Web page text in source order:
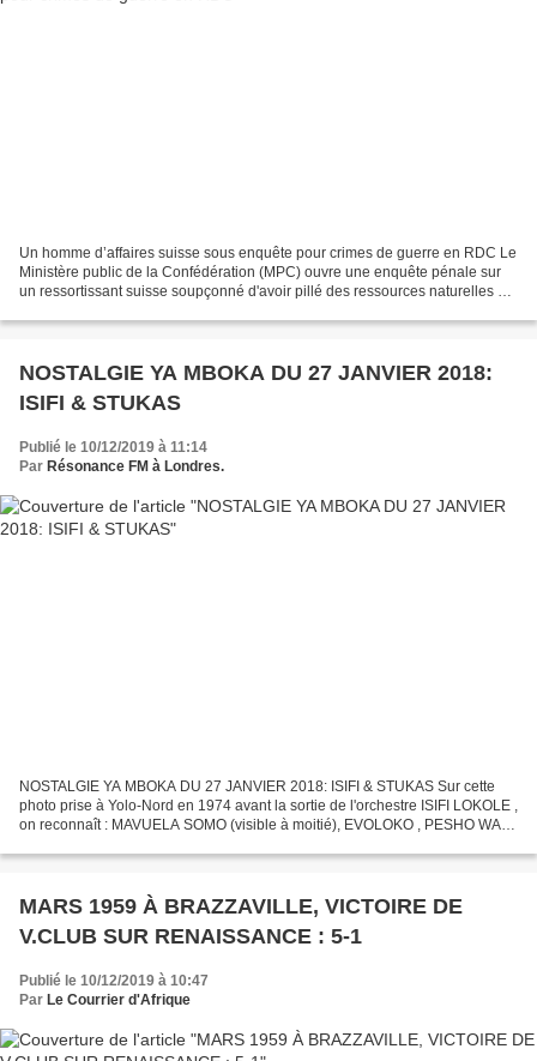
Un homme d’affaires suisse sous enquête pour crimes de guerre en RDC Le
Ministère public de la Confédération (MPC) ouvre une enquête pénale sur
un ressortissant suisse soupçonné d'avoir pillé des ressources naturelles en
NOSTALGIE YA MBOKA DU 27 JANVIER 2018:
ISIFI & STUKAS
Publié le 10/12/2019 à 11:14
Par Résonance FM à Londres.
NOSTALGIE YA MBOKA DU 27 JANVIER 2018: ISIFI & STUKAS Sur cette
photo prise à Yolo-Nord en 1974 avant la sortie de l'orchestre ISIFI LOKOLE ,
on reconnaît : MAVUELA SOMO (visible à moitié), EVOLOKO , PESHO WA
MARS 1959 À BRAZZAVILLE, VICTOIRE DE
V.CLUB SUR RENAISSANCE : 5-1
Publié le 10/12/2019 à 10:47
Par Le Courrier d'Afrique